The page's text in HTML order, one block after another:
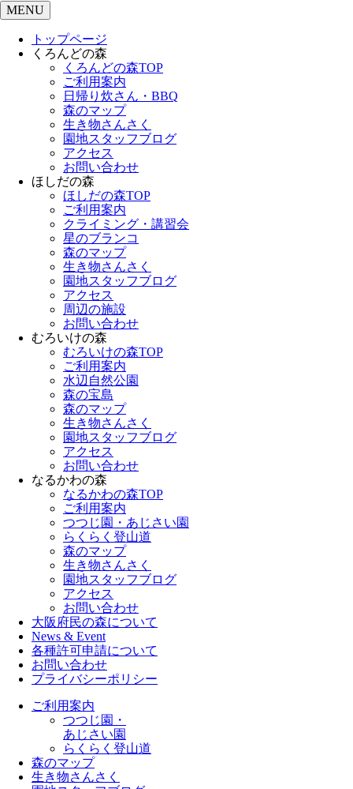
MENU
トップページ
くろんどの森
くろんどの森TOP
ご利用案内
日帰り炊さん・BBQ
森のマップ
生き物さんさく
園地スタッフブログ
アクセス
お問い合わせ
ほしだの森
ほしだの森TOP
ご利用案内
クライミング・講習会
星のブランコ
森のマップ
生き物さんさく
園地スタッフブログ
アクセス
周辺の施設
お問い合わせ
むろいけの森
むろいけの森TOP
ご利用案内
水辺自然公園
森の宝島
森のマップ
生き物さんさく
園地スタッフブログ
アクセス
お問い合わせ
なるかわの森
なるかわの森TOP
ご利用案内
つつじ園・あじさい園
らくらく登山道
森のマップ
生き物さんさく
園地スタッフブログ
アクセス
お問い合わせ
大阪府民の森について
News & Event
各種許可申請について
お問い合わせ
プライバシーポリシー
ご利用案内
つつじ園・
あじさい園
らくらく登山道
森のマップ
生き物さんさく